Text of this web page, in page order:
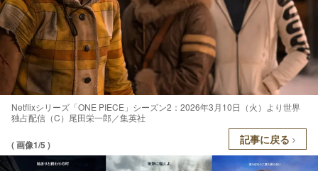
Netflixシリーズ「ONE PIECE」シーズン2：2026年3月10日（火）より世界
独占配信（C）尾田栄一郎／集英社
( 画像1/5 ) 記事に戻る